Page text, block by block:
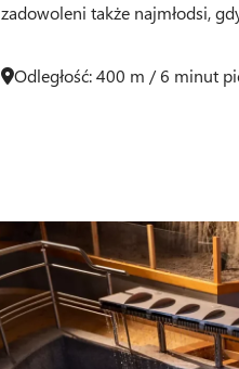
zadowoleni także najmłodsi,
Odległość: 400 m / 6 minut